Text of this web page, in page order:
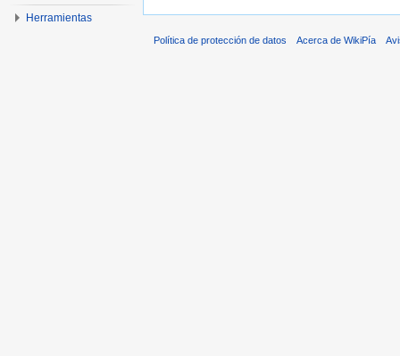
Herramientas
Política de protección de datos Acerca de WikiPía